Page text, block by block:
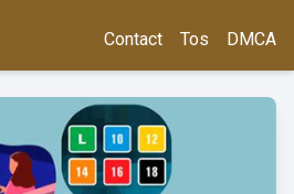
Contact Tos DMCA